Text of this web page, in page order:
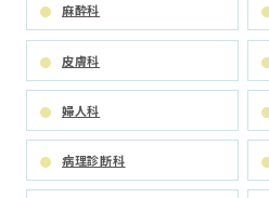
麻酔科
皮膚科
婦人科
病理診断科